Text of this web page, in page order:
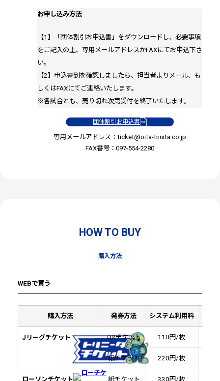
お申し込み方法
【1】「団体割引お申込書」をダウンロードし、必要事項
をご記入の上、専用メールアドレスかFAXにてお申込下さ
い。
【2】申込書到を確認しましたら、担当者よりメール、も
しくはFAXにてご連絡いたします。
※各試合とも、売り切れ次第受付を終了いたします。
団体割引お申込書
専用メールアドレス： ticket@oita-trinita.co.jp
FAX番号：097-554-2280
購入方法
HOW TO BUY
WEBで買う
購入方法 発券方法 システム利用料
Jリーグチケット QRチケット 110円/枚
紙チケット 220円/枚
ローソンチケット 紙チケット 330円/枚